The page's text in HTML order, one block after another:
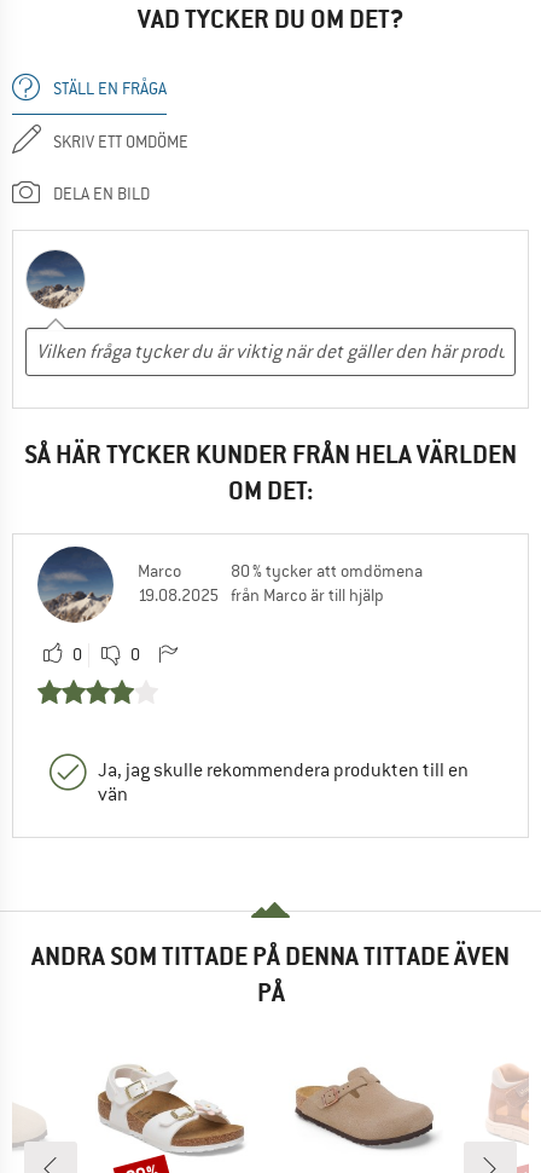
VAD TYCKER DU OM DET?
STÄLL EN FRÅGA
SKRIV ETT OMDÖME
DELA EN BILD
SÅ HÄR TYCKER KUNDER FRÅN HELA VÄRLDEN
OM DET:
Marco
19.08.2025
80 % tycker att omdömena
från Marco är till hjälp
0 0
Ja, jag skulle rekommendera produkten till en
vän
ANDRA SOM TITTADE PÅ DENNA TITTADE ÄVEN
PÅ